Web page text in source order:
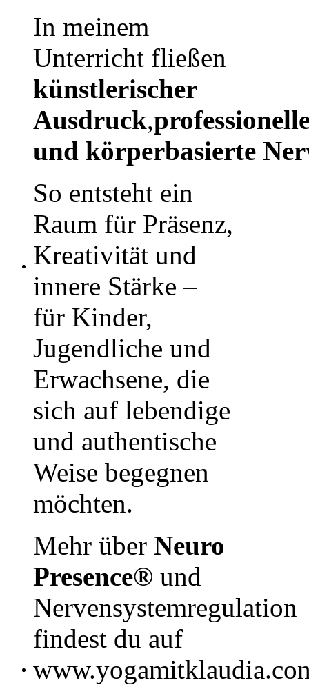
In meinem
Unterricht fließen
künstlerischer
Ausdruck,
und körperbasierte
So entsteht ein
Raum für Präsenz,
Kreativität und
innere Stärke –
für Kinder,
Jugendliche und
Erwachsene, die
sich auf lebendige
und authentische
Weise begegnen
möchten.
Mehr über Neuro
Presence® und
Nervensystemregulation
findest du auf